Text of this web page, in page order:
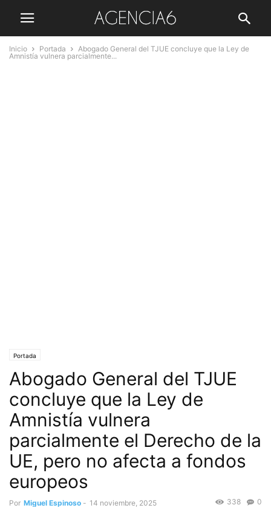
Inicio Portada
Abogado General del TJUE concluye que la Ley de
Amnistía vulnera parcialmente...
Portada
Abogado General del TJUE
concluye que la Ley de
Amnistía vulnera
parcialmente el Derecho de la
UE, pero no afecta a fondos
europeos
Por Miguel Espinoso - 14 noviembre, 2025 0
338